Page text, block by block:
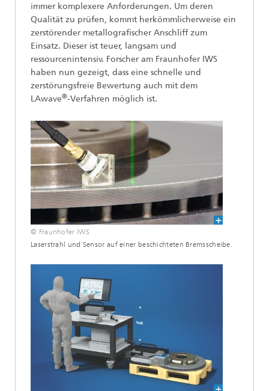
immer komplexere Anforderungen. Um deren
Qualität zu prüfen, kommt herkömmlicherweise ein
zerstörender metallografischer Anschliff zum
Einsatz. Dieser ist teuer, langsam und
ressourcenintensiv. Forscher am Fraunhofer IWS
haben nun gezeigt, dass eine schnelle und
zerstörungsfreie Bewertung auch mit dem
LAwave®-Verfahren möglich ist.
© Fraunhofer IWS
Laserstrahl und Sensor auf einer beschichteten Bremsscheibe.